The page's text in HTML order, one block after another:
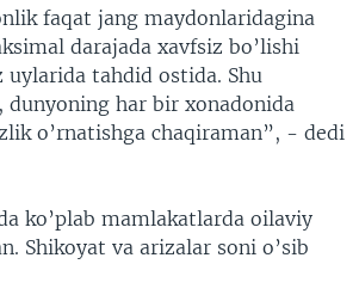
faqat jang maydonlaridagina
darajada xavfsiz bo’lishi
uylarida tahdid ostida. Shu
dunyoning har bir xonadonida
o’rnatishga chaqiraman”, - dedi
ko’plab mamlakatlarda oilaviy
Shikoyat va arizalar soni o’sib